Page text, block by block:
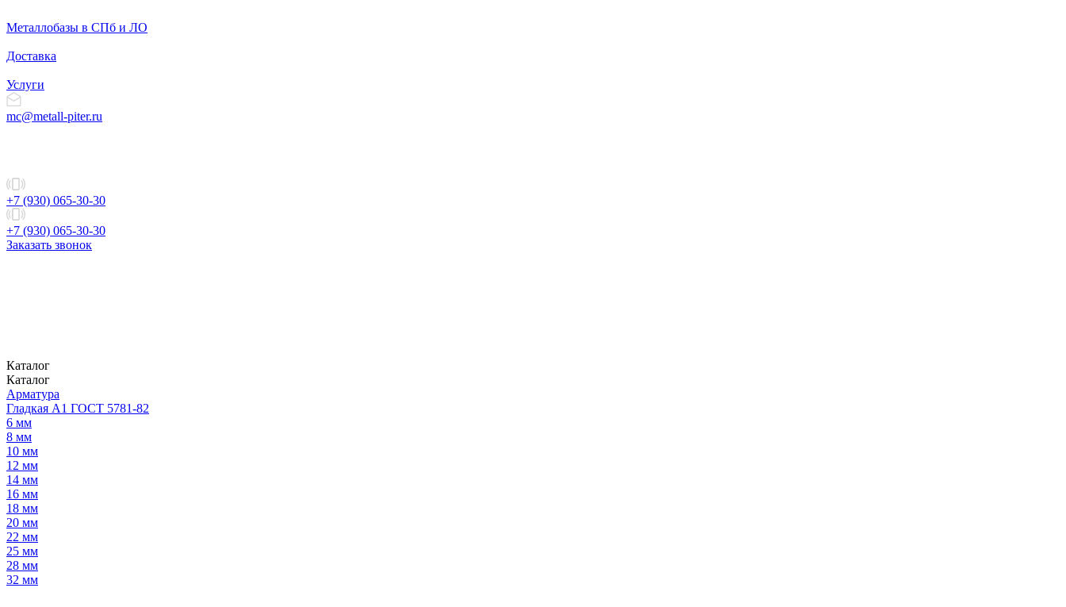
Металлобазы в СПб и ЛО
Доставка
Услуги
mc@metall-piter.ru
+7 (930) 065-30-30
+7 (930) 065-30-30
Заказать звонок
Каталог
Каталог
Арматура
Гладкая А1 ГОСТ 5781-82
6 мм
8 мм
10 мм
12 мм
14 мм
16 мм
18 мм
20 мм
22 мм
25 мм
28 мм
32 мм